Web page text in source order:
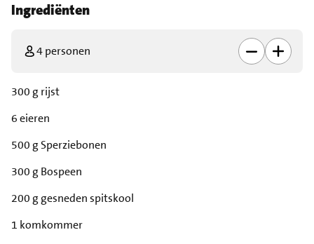
Ingrediënten
4 personen
300 g rijst
6 eieren
500 g Sperziebonen
300 g Bospeen
200 g gesneden spitskool
1 komkommer